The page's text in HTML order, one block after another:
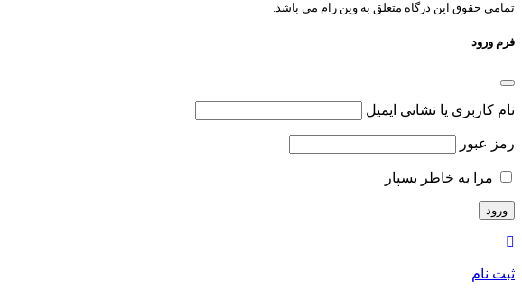
تمامی حقوق این درگاه متعلق به وین رام می باشد.
فرم ورود
نام کاربری یا نشانی ایمیل
رمز عبور
مرا به خاطر بسپار
ثبت نام